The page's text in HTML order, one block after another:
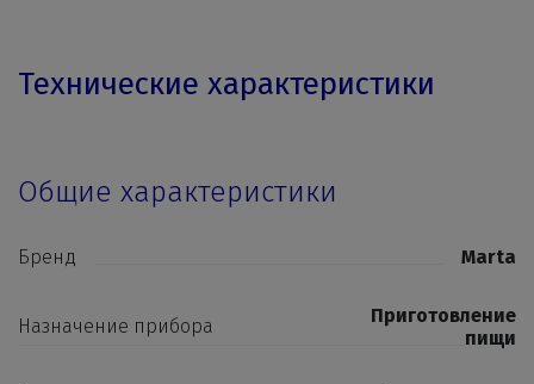
Технические характеристики
Общие характеристики
Бренд Marta
Назначение прибора
Приготовление
пищи